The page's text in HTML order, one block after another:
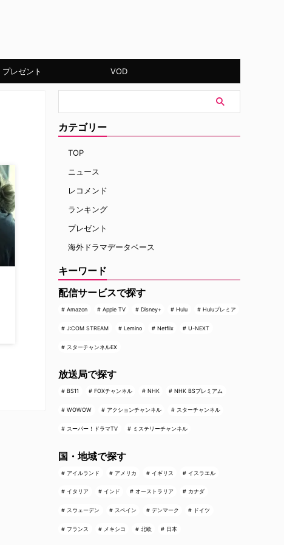
プレゼント VOD
カテゴリー
TOP
ニュース
レコメンド
ランキング
プレゼント
海外ドラマデータベース
キーワード
配信サービスで探す
Amazon Apple TV Disney+ Hulu Huluプレミア
J:COM STREAM Lemino Netflix U-NEXT
スターチャンネルEX
放送局で探す
BS11 FOXチャンネル NHK NHK BSプレミアム
WOWOW アクションチャンネル スターチャンネル
スーパー！ドラマTV ミステリーチャンネル
国・地域で探す
アイルランド アメリカ イギリス イスラエル
イタリア インド オーストラリア カナダ
スウェーデン スペイン デンマーク ドイツ
フランス メキシコ 北欧 日本